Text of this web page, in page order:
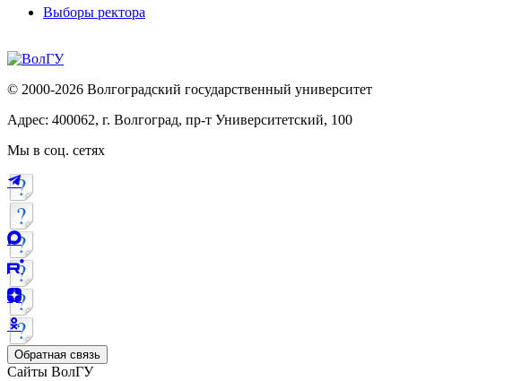
Выборы ректора
© 2000-2026 Волгоградский государственный университет
Адрес: 400062, г. Волгоград, пр-т Университетский, 100
Мы в соц. сетях
Обратная связь
Сайты ВолГУ